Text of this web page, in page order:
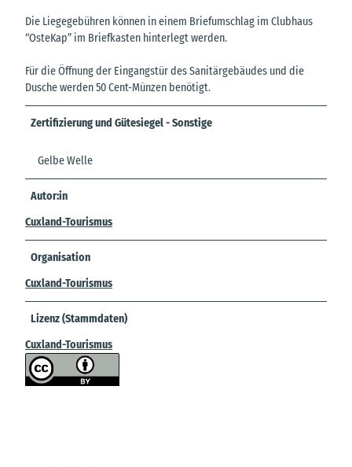
Die Liegegebühren können in einem Briefumschlag im Clubhaus
“OsteKap” im Briefkasten hinterlegt werden.
Für die Öffnung der Eingangstür des Sanitärgebäudes und die
Dusche werden 50 Cent-Münzen benötigt.
Zertifizierung und Gütesiegel - Sonstige
Gelbe Welle
Autor:in
Cuxland-Tourismus
Organisation
Cuxland-Tourismus
Lizenz (Stammdaten)
Cuxland-Tourismus